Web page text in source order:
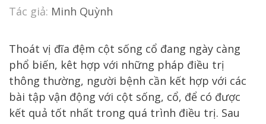
Tác giả: Minh Quỳnh
Thoát vị đĩa đệm cột sống cổ đang ngày càng
phổ biến, kêt hợp với những pháp điều trị
thông thường, người bệnh cần kết hợp với các
bài tập vận động với cột sống, cổ, để có được
kết quả tốt nhất trong quá trình điều trị. Sau